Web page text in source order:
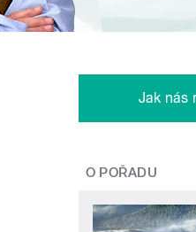
Jak nás
O POŘADU